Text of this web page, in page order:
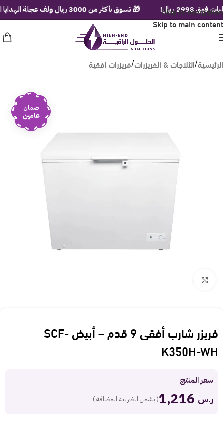
Skip to navigation
Skip to main content
الرئيسية/الثلاجات & الفريزرات/فريزرات افقية
ضمان
عامين
فريزر شارب أفقى 9 قدم – أبيض SCF-
K350H-WH
سعر المنتج
ر.س ( يشمل الضريبة المضافة )
🎁 تسوق بأكثر من 3000 ريال ولف عجلة الهدايا الفورية! ريال!